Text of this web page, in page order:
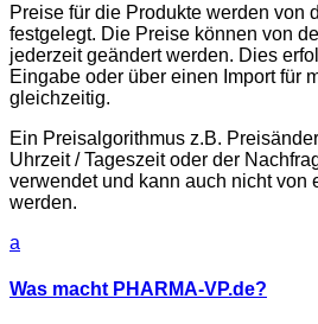
Preise für die Produkte werden von
festgelegt. Die Preise können von
jederzeit geändert werden. Dies
Eingabe oder über einen Import für
gleichzeitig.
Ein Preisalgorithmus z.B.
Uhrzeit / Tageszeit oder der
verwendet und kann auch nicht von
werden.
a
Was macht PHARMA-VP.de?